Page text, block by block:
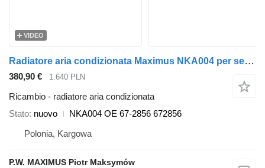
VIDEO
Radiatore aria condizionata Maximus NKA004 per semirimorchio
380,90 € 1.640 PLN
Ricambio - radiatore aria condizionata
Stato nuovo
NKA004 OE 67-2856 672856
Polonia, Kargowa
P.W. MAXIMUS Piotr Maksymów